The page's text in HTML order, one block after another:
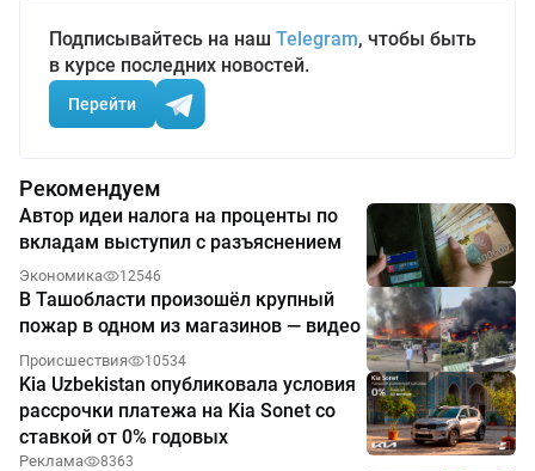
Подписывайтесь на наш Telegram, чтобы быть
в курсе последних новостей.
Перейти
Рекомендуем
Автор идеи налога на проценты по
вкладам выступил с разъяснением
Экономика 12546
В Ташобласти произошёл крупный
пожар в одном из магазинов — видео
Происшествия 10534
Kia Uzbekistan опубликовала условия
рассрочки платежа на Kia Sonet со
ставкой от 0% годовых
Реклама 8363